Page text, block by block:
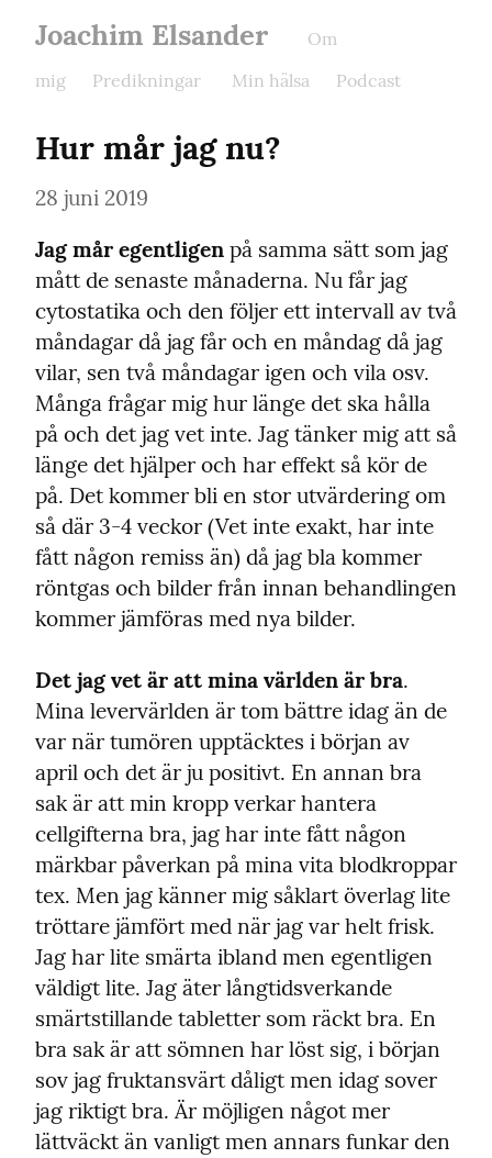
Joachim Elsander
Om
mig
Predikningar Min hälsa Podcast
Hur mår jag nu?
28 juni 2019
Jag mår egentligen på samma sätt som jag
mått de senaste månaderna. Nu får jag
cytostatika och den följer ett intervall av två
måndagar då jag får och en måndag då jag
vilar, sen två måndagar igen och vila osv.
Många frågar mig hur länge det ska hålla
på och det jag vet inte. Jag tänker mig att så
länge det hjälper och har effekt så kör de
på. Det kommer bli en stor utvärdering om
så där 3-4 veckor (Vet inte exakt, har inte
fått någon remiss än) då jag bla kommer
röntgas och bilder från innan behandlingen
kommer jämföras med nya bilder.
Det jag vet är att mina världen är bra.
Mina levervärlden är tom bättre idag än de
var när tumören upptäcktes i början av
april och det är ju positivt. En annan bra
sak är att min kropp verkar hantera
cellgifterna bra, jag har inte fått någon
märkbar påverkan på mina vita blodkroppar
tex. Men jag känner mig såklart överlag lite
tröttare jämfört med när jag var helt frisk.
Jag har lite smärta ibland men egentligen
väldigt lite. Jag äter långtidsverkande
smärtstillande tabletter som räckt bra. En
bra sak är att sömnen har löst sig, i början
sov jag fruktansvärt dåligt men idag sover
jag riktigt bra. Är möjligen något mer
lättväckt än vanligt men annars funkar den